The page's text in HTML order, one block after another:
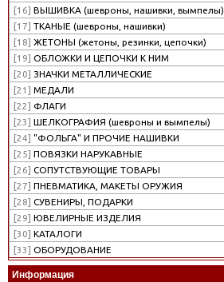
[16] ВЫШИВКА (шевроны, нашивки, вымпелы)
[17] ТКАНЫЕ (шевроны, нашивки)
[18] ЖЕТОНЫ (жетоны, резинки, цепочки)
[19] ОБЛОЖКИ И ЦЕПОЧКИ К НИМ
[20] ЗНАЧКИ МЕТАЛЛИЧЕСКИЕ
[21] МЕДАЛИ
[22] ФЛАГИ
[23] ШЕЛКОГРАФИЯ (шевроны и вымпелы)
[24] "ФОЛЬГА" И ПРОЧИЕ НАШИВКИ
[25] ПОВЯЗКИ НАРУКАВНЫЕ
[26] СОПУТСТВУЮЩИЕ ТОВАРЫ
[27] ПНЕВМАТИКА, МАКЕТЫ ОРУЖИЯ
[28] СУВЕНИРЫ, ПОДАРКИ
[29] ЮВЕЛИРНЫЕ ИЗДЕЛИЯ
[30] КАТАЛОГИ
[33] ОБОРУДОВАНИЕ
Информация